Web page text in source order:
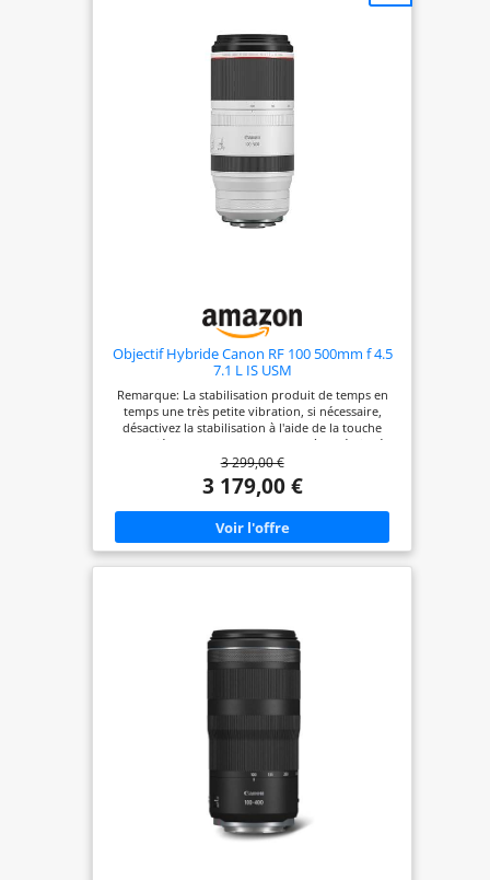
Objectif Hybride Canon RF 100 500mm f 4.5
7.1 L IS USM
Remarque: La stabilisation produit de temps en
temps une très petite vibration, si nécessaire,
désactivez la stabilisation à l'aide de la touche
appropriée Rapprochez-vous des scènes éloignées
et donnez à votre sujet une place au premier rang
grâce à une puissance de déportation
exceptionnelle de 100 à 500 mm et à une
polyvalence incroyable avec un zoom offrant des
détails, de la clarté et des performances de
téléobjectif exceptionnelles Il peut même aller
bien au-delà grâce aux multiplicateurs 1,4x et 2x
3 299,00 €
3 179,00 €